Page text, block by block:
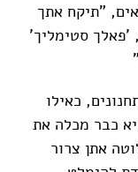
"תיקח אתך
סטימליך'
כאילו
כבר מכלה את
אתן צרור